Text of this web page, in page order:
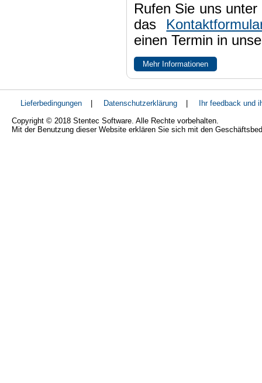
Rufen Sie uns
das
einen Termin in
Mehr Informationen
Lieferbedingungen Datenschutzerklärung
Ihr feedback und
Copyright © 2018 Stentec Software. Alle Rechte vorbehalten.
Mit der Benutzung dieser Website erklären Sie sich mit den